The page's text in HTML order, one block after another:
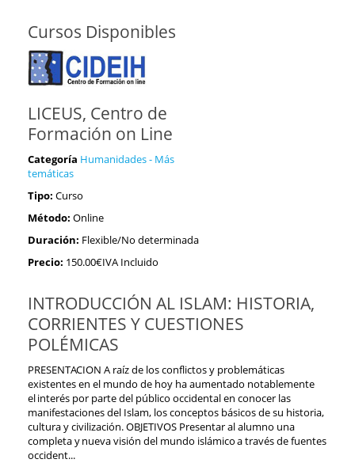
Cursos Disponibles
LICEUS, Centro de
Formación on Line
Categoría Humanidades - Más
temáticas
Tipo: Curso
Método: Online
Duración: Flexible/No determinada
Precio: 150.00€IVA Incluido
INTRODUCCIÓN AL ISLAM: HISTORIA,
CORRIENTES Y CUESTIONES
POLÉMICAS
PRESENTACION A raíz de los conflictos y problemáticas
existentes en el mundo de hoy ha aumentado notablemente
el interés por parte del público occidental en conocer las
manifestaciones del Islam, los conceptos básicos de su historia,
cultura y civilización. OBJETIVOS Presentar al alumno una
completa y nueva visión del mundo islámico a través de fuentes
occident...